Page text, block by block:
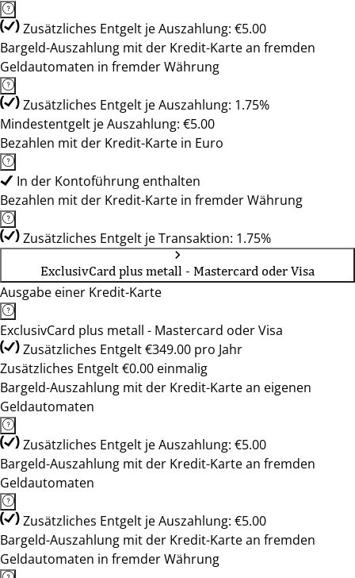
Zusätzliches Entgelt je Auszahlung: €5.00
Bargeld-Auszahlung mit der Kredit-Karte an fremden
Geldautomaten in fremder Währung
Zusätzliches Entgelt je Auszahlung: 1.75%
Mindestentgelt je Auszahlung: €5.00
Bezahlen mit der Kredit-Karte in Euro
In der Kontoführung enthalten
Bezahlen mit der Kredit-Karte in fremder Währung
Zusätzliches Entgelt je Transaktion: 1.75%
ExclusivCard plus metall - Mastercard oder Visa
Ausgabe einer Kredit-Karte
ExclusivCard plus metall - Mastercard oder Visa
Zusätzliches Entgelt €349.00 pro Jahr
Zusätzliches Entgelt €0.00 einmalig
Bargeld-Auszahlung mit der Kredit-Karte an eigenen
Geldautomaten
Zusätzliches Entgelt je Auszahlung: €5.00
Bargeld-Auszahlung mit der Kredit-Karte an fremden
Geldautomaten
Zusätzliches Entgelt je Auszahlung: €5.00
Bargeld-Auszahlung mit der Kredit-Karte an fremden
Geldautomaten in fremder Währung